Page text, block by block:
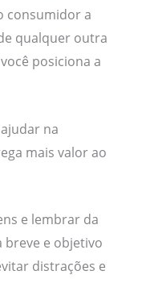
consumidor a
qualquer outra
posiciona a
na
mais valor ao
e lembrar da
breve e objetivo
distrações e